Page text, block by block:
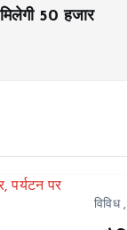
50 हजार
विविध,